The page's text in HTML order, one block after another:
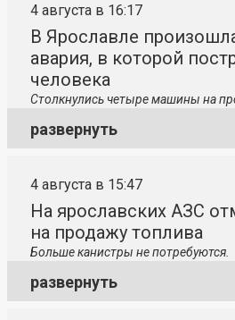
4 августа в 16:17
В Ярославле
авария, в которой
человека
Столкнулись четыре машины на
развернуть
4 августа в 15:47
На ярославских АЗС
на продажу топлива
Больше канистры не потребуются.
развернуть